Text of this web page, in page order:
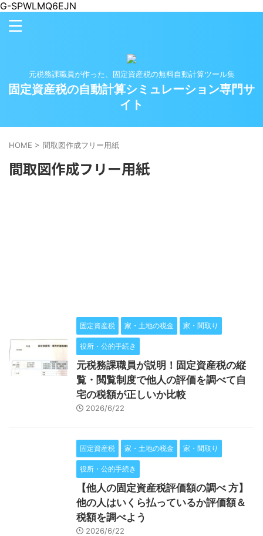
G-SPWLMQ6EJN
元税務課職員が作った、固定資産税の無料自動計算ツール集
固定資産税の自動計算シミュレーション専門サ
イト
HOME > 間取図作成フリー用紙
間取図作成フリー用紙
固定資産税 家・土地の税金 家・間取り
役所・公的手続き
元税務課職員が説明！固定資産税の縦
覧・閲覧制度で他人の評価を調べて自
宅の税額が正しいか比較
2026/6/22
固定資産税 家・土地の税金 家・間取り
役所・公的手続き
【他人の固定資産税評価額の調べ 方】
他の人はいくら払っているか評価額＆
税額を調べよう
2026/6/22